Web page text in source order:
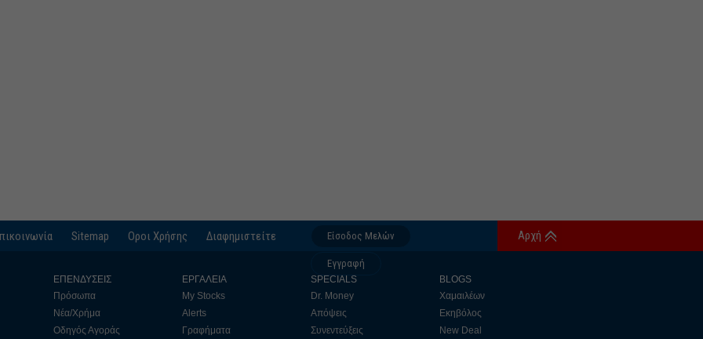
Sitemap Οροι Χρήσης Διαφημιστείτε Είσοδος Μελών
Εγγραφή
Αρχή
ΕΠΕΝΔΥΣΕΙΣ
Πρόσωπα
Νέα/Χρήμα
Οδηγός Αγοράς
ΕΡΓΑΛΕΙΑ
My Stocks
Alerts
Γραφήματα
SPECIALS
Dr. Money
Απόψεις
Συνεντεύξεις
BLOGS
Χαμαιλέων
Εκηβόλος
New Deal